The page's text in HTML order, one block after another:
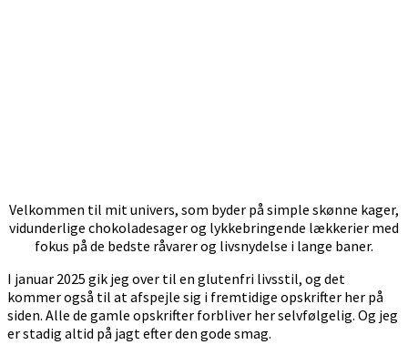
Velkommen til mit univers, som byder på simple skønne kager,
vidunderlige chokoladesager og lykkebringende lækkerier med
fokus på de bedste råvarer og livsnydelse i lange baner.
I januar 2025 gik jeg over til en glutenfri livsstil, og det
kommer også til at afspejle sig i fremtidige opskrifter her på
siden. Alle de gamle opskrifter forbliver her selvfølgelig. Og jeg
er stadig altid på jagt efter den gode smag.